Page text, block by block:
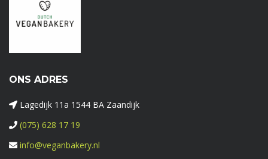
ONS ADRES
Lagedijk 11a 1544 BA Zaandijk
(075) 628 17 19
info@veganbakery.nl